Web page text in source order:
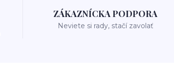
ZÁKAZNÍCKA PODPORA
Neviete si rady, stačí zavolať